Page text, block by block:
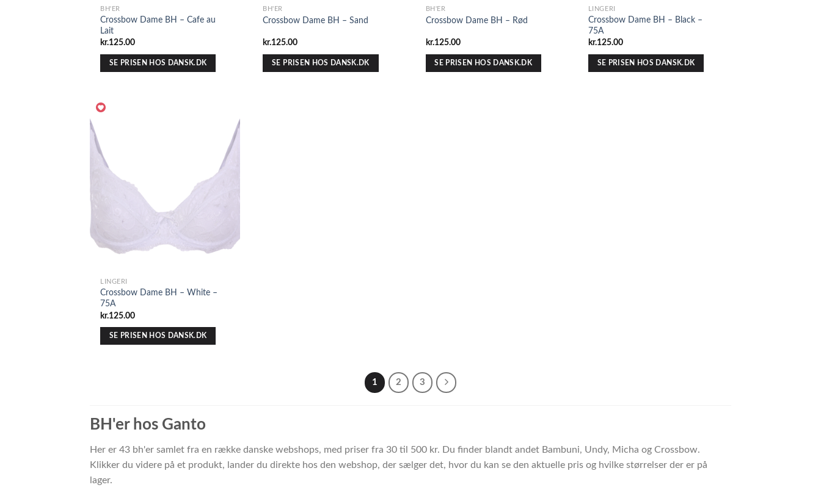
BH'ER
Crossbow Dame BH – Cafe au
Lait
kr.125.00
SE PRISEN HOS DANSK.DK
BH'ER
Crossbow Dame BH – Sand
kr.125.00
SE PRISEN HOS DANSK.DK
BH'ER
Crossbow Dame BH – Rød
kr.125.00
SE PRISEN HOS DANSK.DK
LINGERI
Crossbow Dame BH – Black –
75A
kr.125.00
SE PRISEN HOS DANSK.DK
LINGERI
Crossbow Dame BH – White –
75A
kr.125.00
SE PRISEN HOS DANSK.DK
1 2 3
BH'er hos Ganto
Her er 43 bh'er samlet fra en række danske webshops, med priser fra 30 til 500 kr. Du finder blandt andet Bambuni, Undy, Micha og Crossbow.
Klikker du videre på et produkt, lander du direkte hos den webshop, der sælger det, hvor du kan se den aktuelle pris og hvilke størrelser der er på
lager.